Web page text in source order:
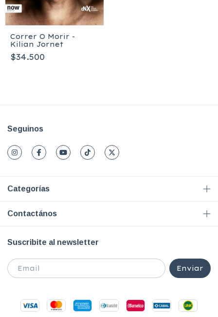
Correr O Morir -
Kilian Jornet
$34.500
Seguinos
Categorías
Contactános
Suscribite al newsletter